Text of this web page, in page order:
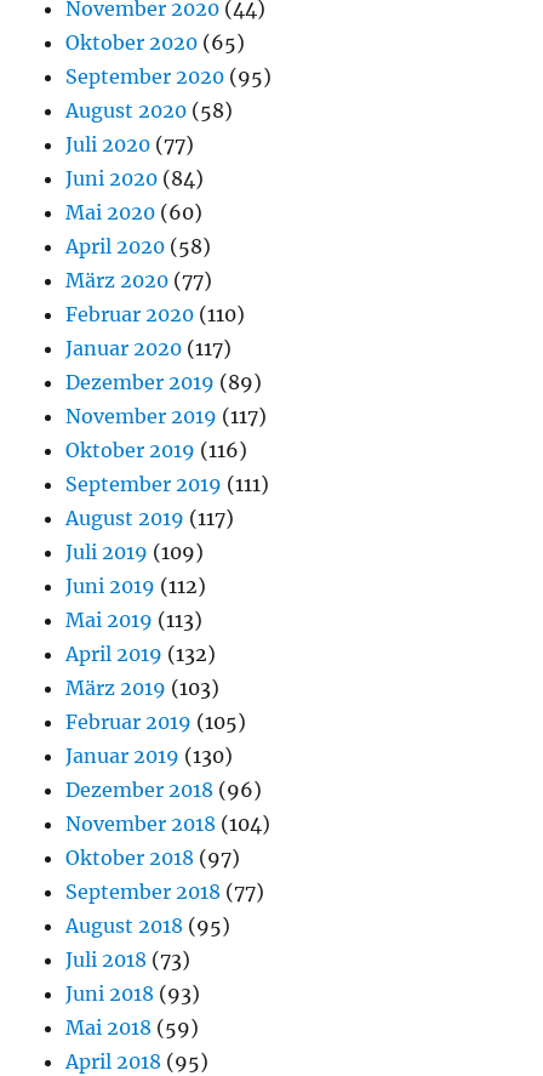
November 2020 (44)
Oktober 2020 (65)
September 2020 (95)
August 2020 (58)
Juli 2020 (77)
Juni 2020 (84)
Mai 2020 (60)
April 2020 (58)
März 2020 (77)
Februar 2020 (110)
Januar 2020 (117)
Dezember 2019 (89)
November 2019 (117)
Oktober 2019 (116)
September 2019 (111)
August 2019 (117)
Juli 2019 (109)
Juni 2019 (112)
Mai 2019 (113)
April 2019 (132)
März 2019 (103)
Februar 2019 (105)
Januar 2019 (130)
Dezember 2018 (96)
November 2018 (104)
Oktober 2018 (97)
September 2018 (77)
August 2018 (95)
Juli 2018 (73)
Juni 2018 (93)
Mai 2018 (59)
April 2018 (95)